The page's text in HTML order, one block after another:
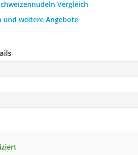
Vergleich
und weitere Angebote